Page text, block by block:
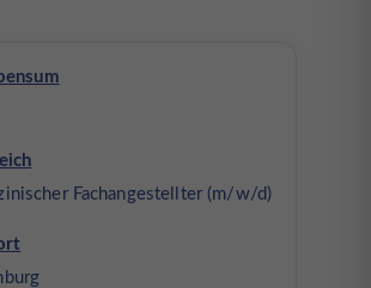
Fachangestellter (m/w/d)